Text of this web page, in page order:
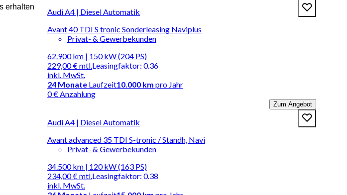
erhalten
Audi A4 | Diesel Automatik
Avant 40 TDI S tronic Sonderleasing Naviplus
Privat- & Gewerbekunden
62.900 km | 150 kW (204 PS)
229,00 €mtl.
inkl. MwSt.
Leasingfaktor: 0.36
24 Monate Laufzeit10.000 km pro Jahr
0 € Anzahlung
Zum Angebot
Audi A4 | Diesel Automatik
Avant advanced 35 TDI S-tronic / Standh, Navi
Privat- & Gewerbekunden
34.500 km | 120 kW (163 PS)
234,00 €mtl.
inkl. MwSt.
Leasingfaktor: 0.38